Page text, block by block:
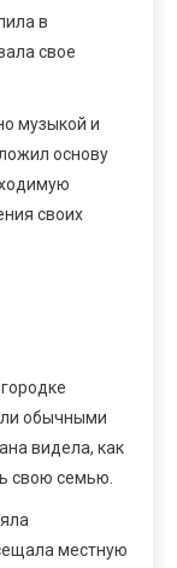
в
свое
музыкой и
основу
своих
обычными
видела, как
свою семью.
местную